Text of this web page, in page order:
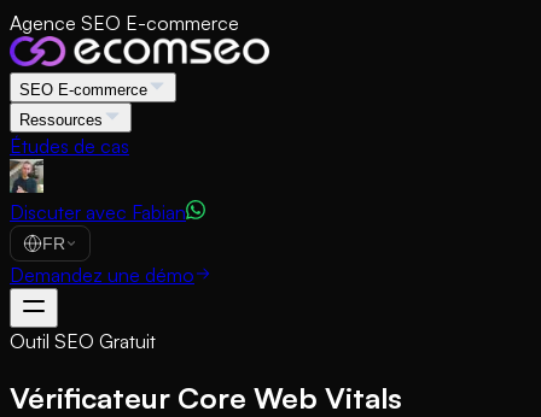
Agence SEO E-commerce
SEO E-commerce
Ressources
Études de cas
Discuter avec Fabian
FR
Demandez une démo
Outil SEO Gratuit
Vérificateur Core Web Vitals